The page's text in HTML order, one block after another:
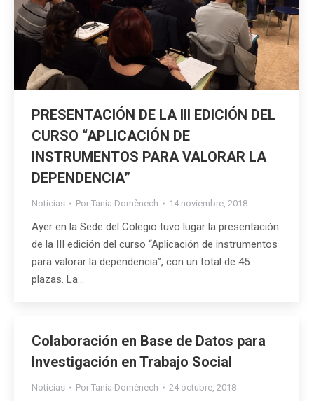
PRESENTACIÓN DE LA III EDICIÓN DEL
CURSO “APLICACIÓN DE
INSTRUMENTOS PARA VALORAR LA
DEPENDENCIA”
Noticias Por Tania Domènech 14 noviembre, 2018
Ayer en la Sede del Colegio tuvo lugar la presentación
de la III edición del curso “Aplicación de instrumentos
para valorar la dependencia”, con un total de 45
plazas. La…
Colaboración en Base de Datos para
Investigación en Trabajo Social
Noticias Por Tania Domènech 24 octubre, 2018